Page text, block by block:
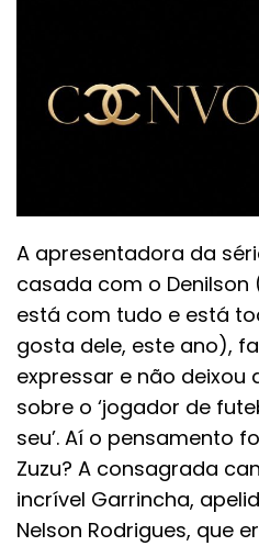
A apresentadora da
casada com o Denilson
está com tudo e está
gosta dele, este ano),
expressar e não deixou
sobre o ‘jogador de
seu’. Aí o pensamento
Zuzu? A consagrada
incrível Garrincha,
Nelson Rodrigues, que